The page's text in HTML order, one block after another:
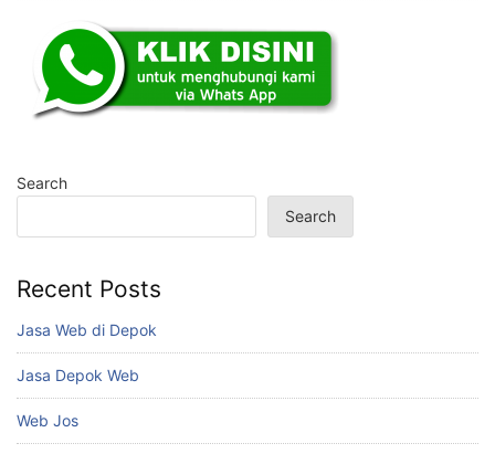
Search
Search
Recent Posts
Jasa Web di Depok
Jasa Depok Web
Web Jos